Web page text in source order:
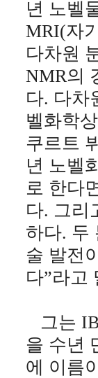
년 노벨
MRI(자
다차원
NMR의
다. 다차
벨화학
쿠르트
년 노벨
로 한다
다. 그리
하다. 두
술 발전
다”라고
그는
을 수년
에 이름